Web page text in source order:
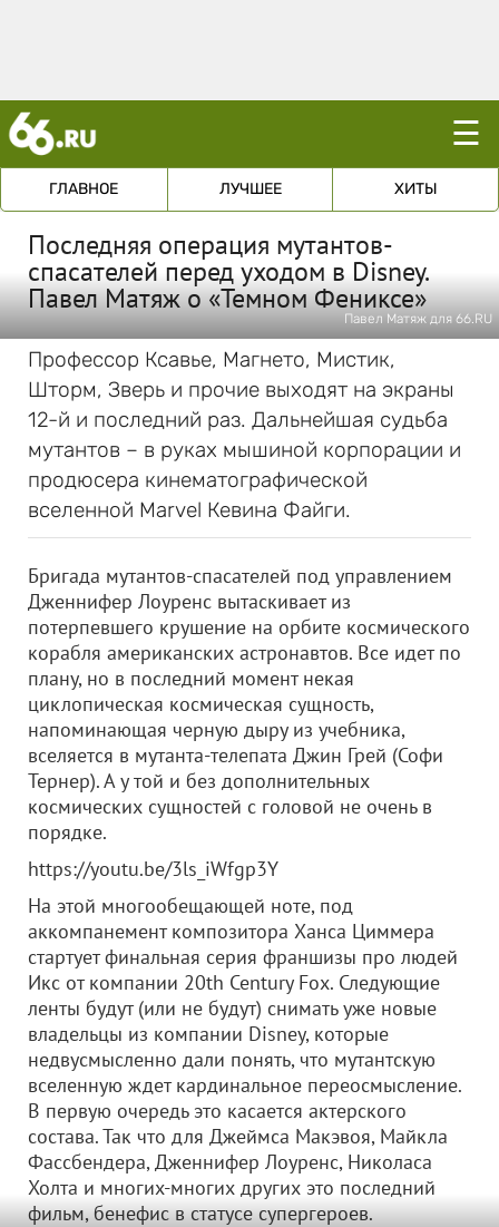
☰
ГЛАВНОЕ ЛУЧШЕЕ ХИТЫ
Последняя операция мутантов-
спасателей перед уходом в Disney.
Павел Матяж о «Темном Фениксе»
Павел Матяж для 66.RU
Профессор Ксавье, Магнето, Мистик,
Шторм, Зверь и прочие выходят на экраны
12-й и последний раз. Дальнейшая судьба
мутантов – в руках мышиной корпорации и
продюсера кинематографической
вселенной Marvel Кевина Файги.
Бригада мутантов-спасателей под управлением
Дженнифер Лоуренс вытаскивает из
потерпевшего крушение на орбите космического
корабля американских астронавтов. Все идет по
плану, но в последний момент некая
циклопическая космическая сущность,
напоминающая черную дыру из учебника,
вселяется в мутанта-телепата Джин Грей (Софи
Тернер). А у той и без дополнительных
космических сущностей с головой не очень в
порядке.
https://youtu.be/3ls_iWfgp3Y
На этой многообещающей ноте, под
аккомпанемент композитора Ханса Циммера
стартует финальная серия франшизы про людей
Икс от компании 20th Century Fox. Следующие
ленты будут (или не будут) снимать уже новые
владельцы из компании Disney, которые
недвусмысленно дали понять, что мутантскую
вселенную ждет кардинальное переосмысление.
В первую очередь это касается актерского
состава. Так что для Джеймса Макэвоя, Майкла
Фассбендера, Дженнифер Лоуренс, Николаса
Холта и многих-многих других это последний
фильм, бенефис в статусе супергероев.